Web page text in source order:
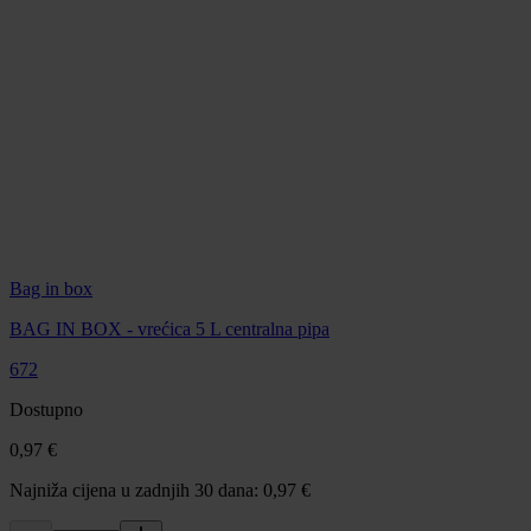
Bag in box
BAG IN BOX - vrećica 5 L centralna pipa
672
Dostupno
0,97 €
Najniža cijena u zadnjih 30 dana: 0,97 €